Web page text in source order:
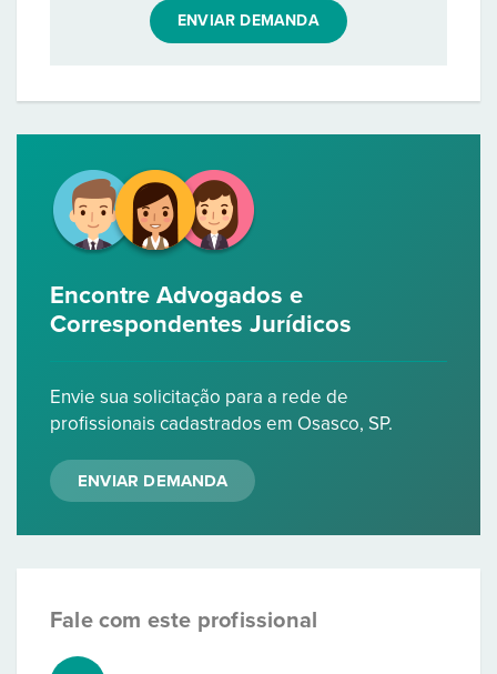
ENVIAR DEMANDA
Encontre Advogados e
Correspondentes Jurídicos
Envie sua solicitação para a rede de
profissionais cadastrados em Osasco, SP.
ENVIAR DEMANDA
Fale com este profissional